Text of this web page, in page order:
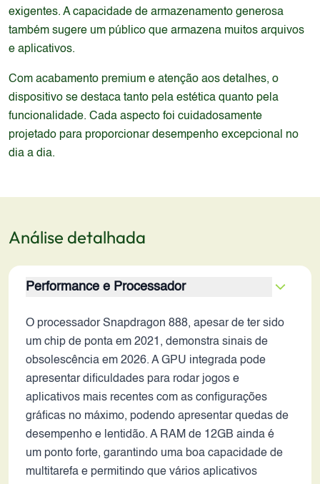
exigentes. A capacidade de armazenamento generosa
também sugere um público que armazena muitos arquivos
e aplicativos.
Com acabamento premium e atenção aos detalhes, o
dispositivo se destaca tanto pela estética quanto pela
funcionalidade. Cada aspecto foi cuidadosamente
projetado para proporcionar desempenho excepcional no
dia a dia.
Análise detalhada
Performance e Processador
O processador Snapdragon 888, apesar de ter sido
um chip de ponta em 2021, demonstra sinais de
obsolescência em 2026. A GPU integrada pode
apresentar dificuldades para rodar jogos e
aplicativos mais recentes com as configurações
gráficas no máximo, podendo apresentar quedas de
desempenho e lentidão. A RAM de 12GB ainda é
um ponto forte, garantindo uma boa capacidade de
multitarefa e permitindo que vários aplicativos